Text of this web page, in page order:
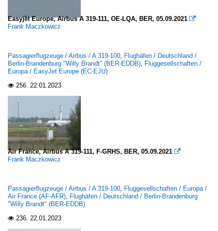
Easyjet Europe, Airbus A 319-111, OE-LQA, BER, 05.09.2021 
Frank Maczkowicz
Passagierflugzeuge / Airbus / A 319-100, Flughäfen / Deutschland /
Berlin-Brandenburg "Willy Brandt" (BER-EDDB), Fluggesellschaften /
Europa / EasyJet Europe (EC-EJU)
 256. 22.01.2023
Air France, Airbus A 319-111, F-GRHS, BER, 05.09.2021 
Frank Maczkowicz
Passagierflugzeuge / Airbus / A 319-100, Fluggesellschaften / Europa /
Air France (AF-AFR), Flughäfen / Deutschland / Berlin-Brandenburg
"Willy Brandt" (BER-EDDB)
 236. 22.01.2023